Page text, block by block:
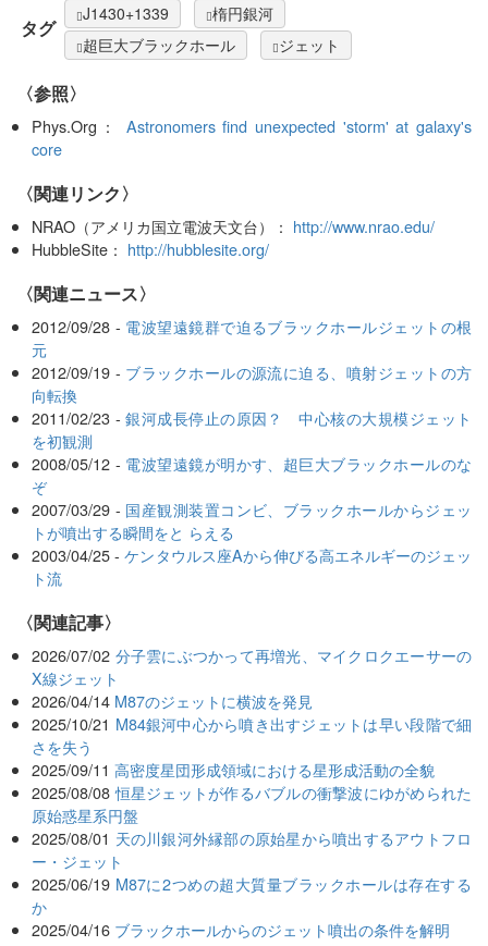
タグ
J1430+1339
楕円銀河
超巨大ブラックホール
ジェット
〈参照〉
Phys.Org： Astronomers find unexpected 'storm' at galaxy's
core
〈関連リンク〉
NRAO（アメリカ国立電波天文台）： http://www.nrao.edu/
HubbleSite： http://hubblesite.org/
〈関連ニュース〉
2012/09/28 - 電波望遠鏡群で迫るブラックホールジェットの根
元
2012/09/19 - ブラックホールの源流に迫る、噴射ジェットの方
向転換
2011/02/23 -銀河成長停止の原因？ 中心核の大規模ジェット
を初観測
2008/05/12 - 電波望遠鏡が明かす、超巨大ブラックホールのな
ぞ
2007/03/29 - 国産観測装置コンビ、ブラックホールからジェッ
トが噴出する瞬間をと らえる
2003/04/25 -ケンタウルス座Aから伸びる高エネルギーのジェッ
ト流
関連記事
2026/07/02 分子雲にぶつかって再増光、マイクロクエーサーの
X線ジェット
2026/04/14 M87のジェットに横波を発見
2025/10/21 M84銀河中心から噴き出すジェットは早い段階で細
さを失う
2025/09/11 高密度星団形成領域における星形成活動の全貌
2025/08/08 恒星ジェットが作るバブルの衝撃波にゆがめられた
原始惑星系円盤
2025/08/01 天の川銀河外縁部の原始星から噴出するアウトフロ
ー・ジェット
2025/06/19 M87に2つめの超大質量ブラックホールは存在する
か
2025/04/16 ブラックホールからのジェット噴出の条件を解明